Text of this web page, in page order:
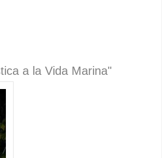
a la Vida Marina"